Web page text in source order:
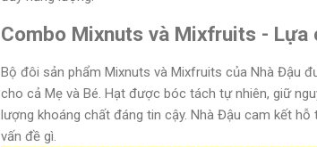
Combo Mixnuts và Mixfruits - Lựa
Bộ đôi sản phẩm Mixnuts và Mixfruits của Nhà Đậu
cho cả Mẹ và Bé. Hạt được bóc tách tự nhiên, giữ
lượng khoáng chất đáng tin cậy. Nhà Đậu cam kết
vấn đề gì.